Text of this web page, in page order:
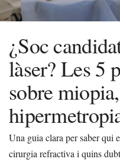
¿Soc
làser? Les 5
sobre
Una guia clara per saber qui
cirurgia refractiva i quins